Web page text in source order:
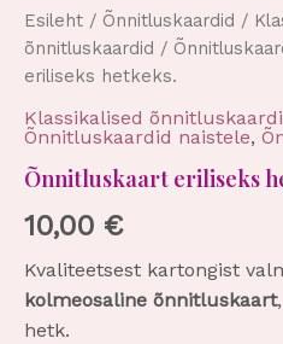
Esileht / Õnnitluskaardid /
õnnitluskaardid /
eriliseks hetkeks.
Klassikalised
Õnnitluskaardid naistele,
Õnnitluskaart eriliseks
10,00 €
Kvaliteetsest kartongist
kolmeosaline õnnitluskaart
hetk.